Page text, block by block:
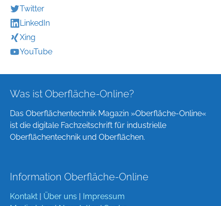
Twitter
LinkedIn
Xing
YouTube
Was ist Oberfläche-Online?
Das Oberflächentechnik Magazin »Oberfläche-Online«
ist die digitale Fachzeitschrift für industrielle
Oberflächentechnik und Oberflächen.
Information Oberfläche-Online
Kontakt Über uns
Impressum